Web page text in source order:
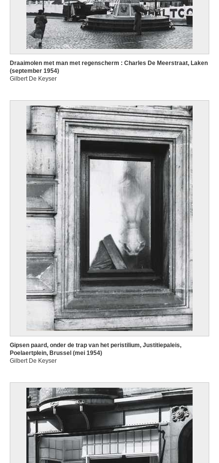
Draaimolen met man met regenscherm : Charles De Meerstraat, Laken
(september 1954)
Gilbert De Keyser
Gipsen paard, onder de trap van het peristilium, Justitiepaleis,
Poelaertplein, Brussel (mei 1954)
Gilbert De Keyser